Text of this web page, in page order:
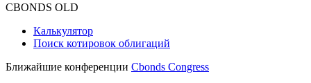
CBONDS OLD
Калькулятор
Поиск котировок облигаций
Ближайшие конференции Cbonds Congress